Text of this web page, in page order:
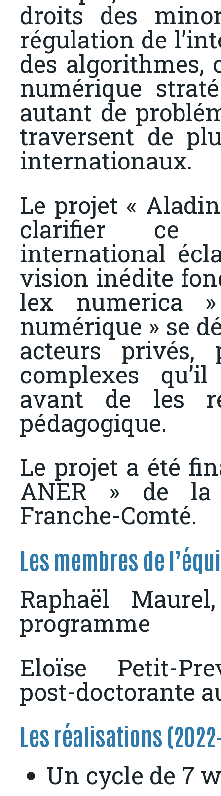
droits des
régulation de
des algorithmes,
numérique
autant de
traversent de
internationaux.
Le projet «
clarifier ce
international
vision inédite
lex numerica
numérique » se
acteurs privés,
complexes
avant de les
pédagogique.
Le projet a été
ANER » de la
Franche-Comté.
Les membres de
Raphaël
programme
Eloïse Petit-
post-doctorante
Les réalisations
Un cycle de 7